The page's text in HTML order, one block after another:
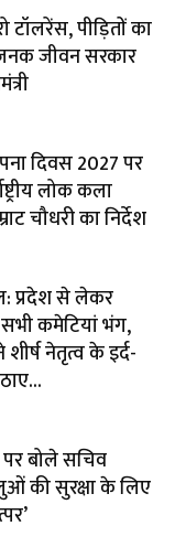
टॉलरेंस, पीड़ितों का
जीवन सरकार
दिवस 2027 पर
लोक कला
चौधरी का निर्देश
प्रदेश से लेकर
कमेटियां भंग,
नेतृत्व के इर्द-
बोले सचिव
की सुरक्षा के लिए